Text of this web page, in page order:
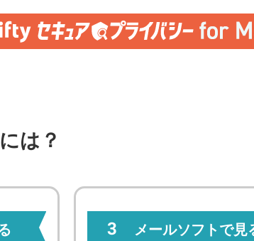
は？
3 メールソフトで見